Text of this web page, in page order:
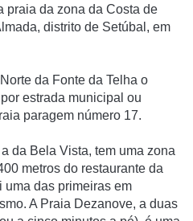
praia da zona da Costa de
distrito de Setúbal, em
da Fonte da Telha o
estrada municipal ou
paragem número 17.
da Bela Vista, tem uma zona
metros do restaurante da
uma das primeiras em
A Praia Dezanove, a duas